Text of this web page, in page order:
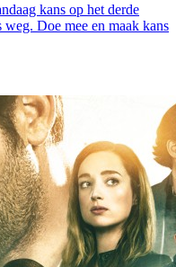
kans op het derde
Doe mee en maak kans